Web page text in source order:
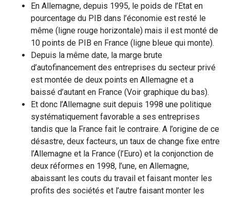
En Allemagne, depuis 1995, le poids de l’Etat en
pourcentage du PIB dans l’économie est resté le
même (ligne rouge horizontale) mais il est monté de
10 points de PIB en France (ligne bleue qui monte).
Depuis la même date, la marge brute
d’autofinancement des entreprises du secteur privé
est montée de deux points en Allemagne et a
baissé d’autant en France (Voir graphique du bas).
Et donc l’Allemagne suit depuis 1998 une politique
systématiquement favorable a ses entreprises
tandis que la France fait le contraire. A l’origine de ce
désastre, deux facteurs, un taux de change fixe entre
l’Allemagne et la France (l’Euro) et la conjonction de
deux réformes en 1998, l’une, en Allemagne,
abaissant les couts du travail et faisant monter les
profits des sociétés et l’autre faisant monter les